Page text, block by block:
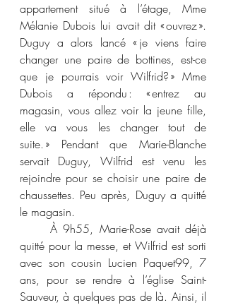
appartement situé à l’étage, Mme
Mélanie Dubois lui avait dit « ouvrez ».
Duguy a alors lancé « je viens faire
changer une paire de bottines, est-ce
que je pourrais voir Wilfrid? » Mme
Dubois a répondu : « entrez au
magasin, vous allez voir la jeune fille,
elle va vous les changer tout de
suite. » Pendant que Marie-Blanche
servait Duguy, Wilfrid est venu les
rejoindre pour se choisir une paire de
chaussettes. Peu après, Duguy a quitté
le magasin.
	À 9h55, Marie-Rose avait déjà
quitté pour la messe, et Wilfrid est sorti
avec son cousin Lucien Paquet99, 7
ans, pour se rendre à l’église Saint-
Sauveur, à quelques pas de là. Ainsi, il